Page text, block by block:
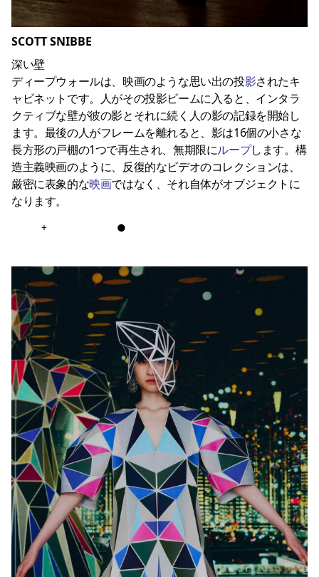
SCOTT SNIBBE
深い壁
ディープウォールは、映画のような思い出の投影されたキ
ャビネットです。人がその投影ビームに入ると、インタラ
クティブな壁が彼の影とそれに続く人の影の記録を開始し
ます。最後の人がフレームを離れると、影は16個の小さな
長方形の戸棚の1つで再生され、無期限にループします。構
造主義映画のように、反復的なビデオのコレクションは、
厳密に表象的な映画ではなく、それ自体がオブジェクトに
なります。
+ ●